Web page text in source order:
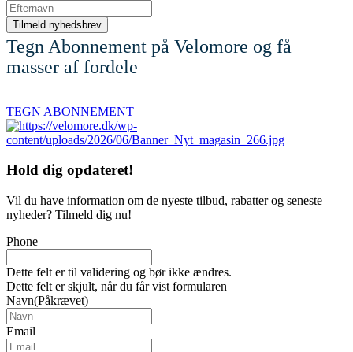
Tegn Abonnement på Velomore og få
masser af fordele
TEGN ABONNEMENT
Hold dig opdateret!
Vil du have information om de nyeste tilbud, rabatter og seneste
nyheder? Tilmeld dig nu!
Phone
Dette felt er til validering og bør ikke ændres.
Dette felt er skjult, når du får vist formularen
Navn(Påkrævet)
Email